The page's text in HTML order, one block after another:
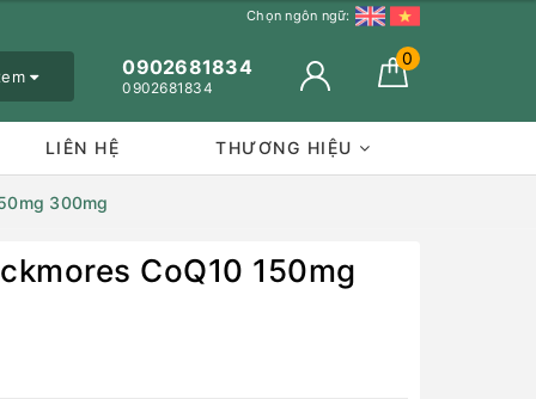
Chọn ngôn ngữ:
0902681834
0902681834
0
LIÊN HỆ THƯƠNG HIỆU
300mg
CoQ10 150mg